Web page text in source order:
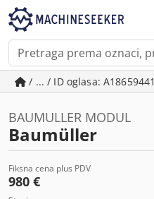
/ ... / ID oglasa: A18659441
BAUMULLER MODUL
Baumüller
Fiksna cena plus PDV
980 €